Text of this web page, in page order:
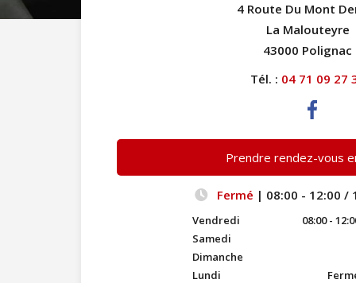
4 Route Du Mont
La Malouteyre
43000 Polignac
Tél. : 04 71 09 27
Prendre rendez-vous
Fermé | 08:00 - 12:00 /
Vendredi
08:00 -
Samedi
Dimanche
Lundi